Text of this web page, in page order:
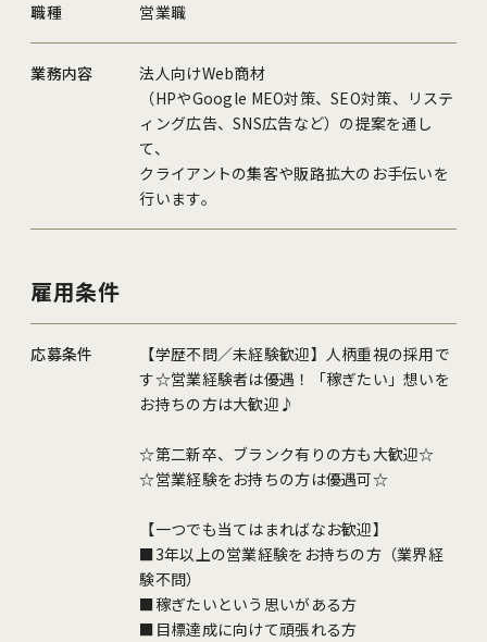
職種 営業職
業務内容
法人向けWeb商材
（HPやGoogle MEO対策、SEO対策、リステ
ィング広告、SNS広告など）の提案を通し
て、
クライアントの集客や販路拡大のお手伝いを
行います。
雇用条件
応募条件
【学歴不問／未経験歓迎】人柄重視の採用で
す☆営業経験者は優遇！「稼ぎたい」想いを
お持ちの方は大歓迎♪
☆第二新卒、ブランク有りの方も大歓迎☆
☆営業経験をお持ちの方は優遇可☆
【一つでも当てはまればなお歓迎】
■3年以上の営業経験をお持ちの方（業界経
験不問）
■稼ぎたいという思いがある方
■目標達成に向けて頑張れる方